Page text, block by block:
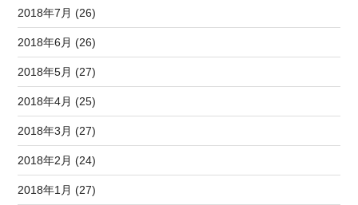
2018年7月 (26)
2018年6月 (26)
2018年5月 (27)
2018年4月 (25)
2018年3月 (27)
2018年2月 (24)
2018年1月 (27)